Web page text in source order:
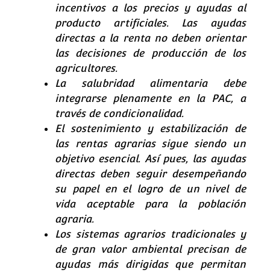
incentivos a los precios y ayudas al
producto artificiales. Las ayudas
directas a la renta no deben orientar
las decisiones de producción de los
agricultores.
La salubridad alimentaria debe
integrarse plenamente en la PAC, a
través de condicionalidad.
El sostenimiento y estabilización de
las rentas agrarias sigue siendo un
objetivo esencial. Así pues, las ayudas
directas deben seguir desempeñando
su papel en el logro de un nivel de
vida aceptable para la población
agraria.
Los sistemas agrarios tradicionales y
de gran valor ambiental precisan de
ayudas más dirigidas que permitan